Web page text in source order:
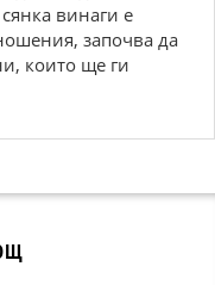
винаги е
започва да
които ще ги